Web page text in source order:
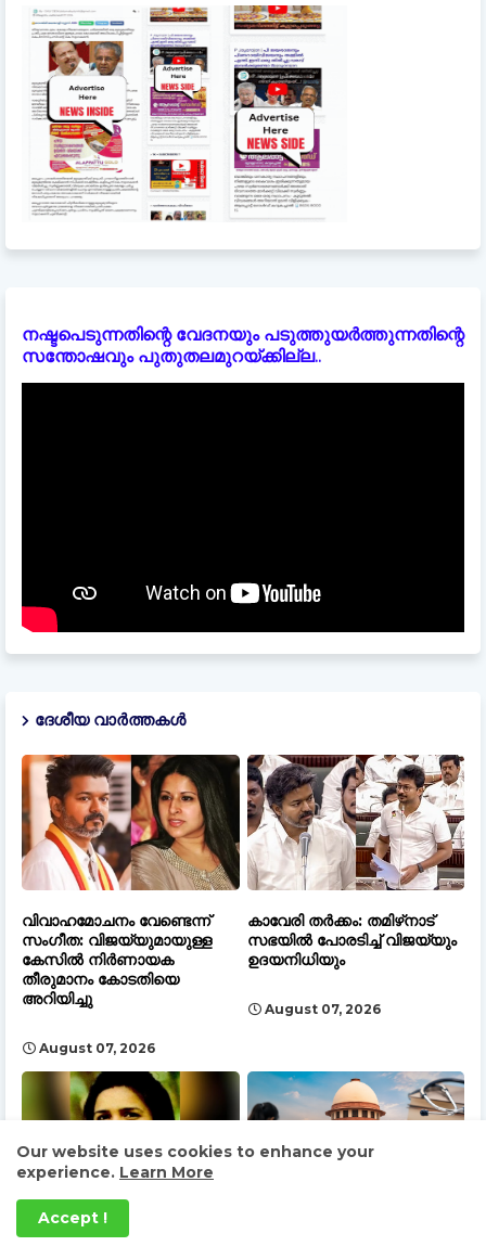
നഷ്ടപെടുന്നതിന്റെ വേദനയും പടുത്തുയർത്തുന്നതിന്റെ
സന്തോഷവും പുതുതലമുറയ്ക്കില്ല..
ദേശീയ വാർത്തകൾ
വിവാഹമോചനം വേണ്ടെന്ന്
സംഗീത: വിജയ്‌യുമായുള്ള
കേസിൽ നിർണായക
തീരുമാനം കോടതിയെ
അറിയിച്ചു
August 07, 2026
കാവേരി തർക്കം: തമിഴ്‌നാട്
സഭയിൽ പോരടിച്ച് വിജയ്‌യും
ഉദയനിധിയും
August 07, 2026
തട്ടിപ്പുകേസിലെ പ്രതി
Our website uses cookies to enhance your
experience. Learn More
Accept !